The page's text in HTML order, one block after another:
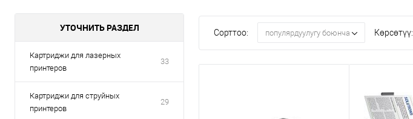
УТОЧНИТЬ РАЗДЕЛ
Картриджи для лазерных
принтеров
33
Картриджи для струйных
принтеров
29
Сорттоо: популярдуулугу боюнча Көрсөтүү: